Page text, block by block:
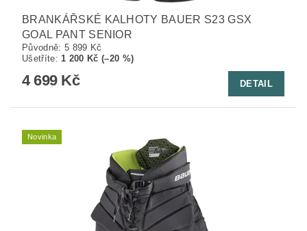
BRANKÁŘSKÉ KALHOTY BAUER S23 GSX
GOAL PANT SENIOR
Původně: 5 899 Kč
Ušetříte:1 200 Kč (–20 %)
4 699 Kč DETAIL
Novinka